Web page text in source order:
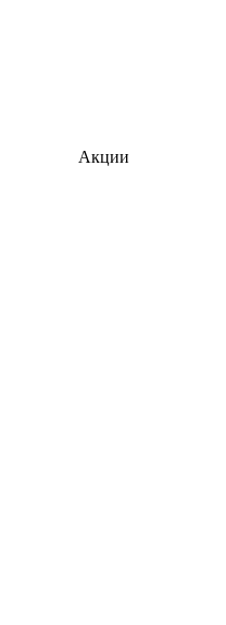
Акции